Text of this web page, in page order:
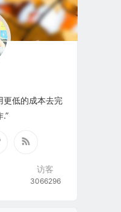
更低的成本去完
.”
访客
3066296